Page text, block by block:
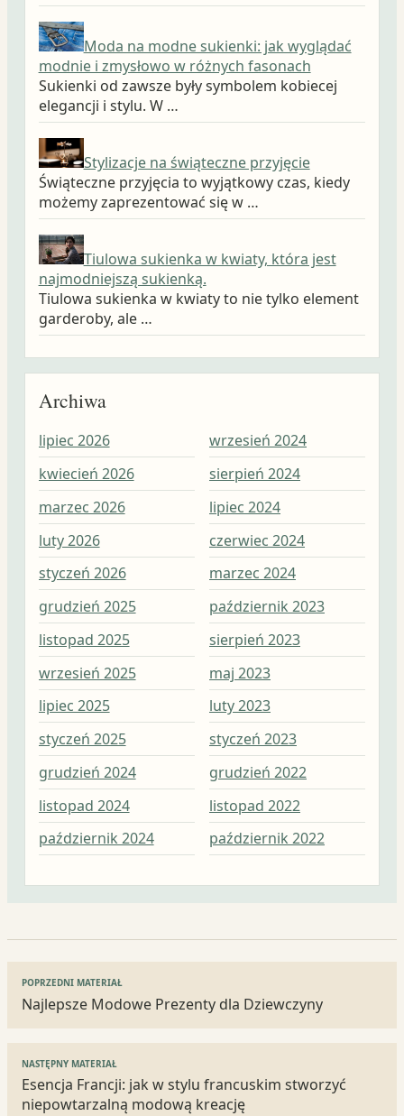
Moda na modne sukienki: jak wyglądać
modnie i zmysłowo w różnych fasonach
Sukienki od zawsze były symbolem kobiecej
elegancji i stylu. W …
Stylizacje na świąteczne przyjęcie
Świąteczne przyjęcia to wyjątkowy czas, kiedy
możemy zaprezentować się w …
Tiulowa sukienka w kwiaty, która jest
najmodniejszą sukienką.
Tiulowa sukienka w kwiaty to nie tylko element
garderoby, ale …
Archiwa
lipiec 2026
kwiecień 2026
marzec 2026
luty 2026
styczeń 2026
grudzień 2025
listopad 2025
wrzesień 2025
lipiec 2025
styczeń 2025
grudzień 2024
listopad 2024
październik 2024
wrzesień 2024
sierpień 2024
lipiec 2024
czerwiec 2024
marzec 2024
październik 2023
sierpień 2023
maj 2023
luty 2023
styczeń 2023
grudzień 2022
listopad 2022
październik 2022
Nawigacja
wpisu
POPRZEDNI MATERIAŁ
Najlepsze Modowe Prezenty dla Dziewczyny
NASTĘPNY MATERIAŁ
Esencja Francji: jak w stylu francuskim stworzyć
niepowtarzalną modową kreację